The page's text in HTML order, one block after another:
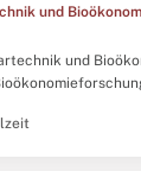
und
und
für die
Energiesystemen in